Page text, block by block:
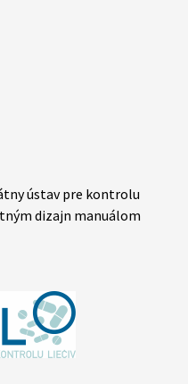
ústav pre kontrolu
dizajn manuálom